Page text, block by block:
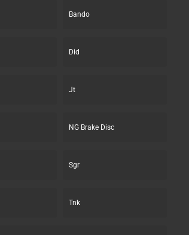
Bando
Did
Jt
NG Brake Disc
Sgr
Tnk